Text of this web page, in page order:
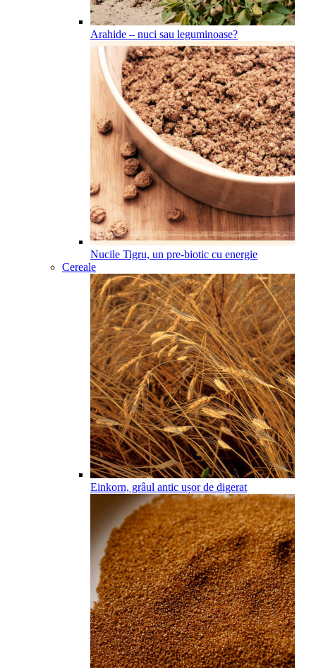
Arahide – nuci sau leguminoase?
Nucile Tigru, un pre-biotic cu energie
Cereale
Einkorn, grâul antic ușor de digerat